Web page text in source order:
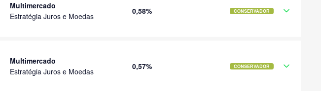
Multimercado
Estratégia Juros e Moedas
0,58% CONSERVADOR
Multimercado
Estratégia Juros e Moedas
0,57% CONSERVADOR